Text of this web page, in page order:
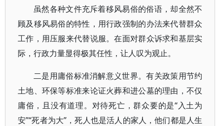
虽然各种文件充斥着移风易俗的俗语，却全然不
顾及移风易俗的特性，用行政强制的办法来代替群众
工作，用压服来代替说服。在面对群众诉求和基层实
际，行政力量显得极其任性，让人叹为观止。
二是用庸俗标准消解意义世界。有关政策用节约
土地、环保等标准来论证火葬和进公墓的理由，不仅
庸俗，且没有道理。对待死亡，群众要的是“入土为
安”“死者为大”，死人也是活人的家人，他们都是人生